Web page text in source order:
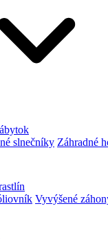
slnečníky Záhradné
Vyvýšené